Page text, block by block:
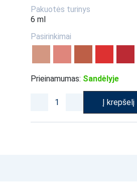
Pakuotės turinys
6 ml
Pasirinkimai
Prieinamumas: Sandėlyje
Į krepšelį